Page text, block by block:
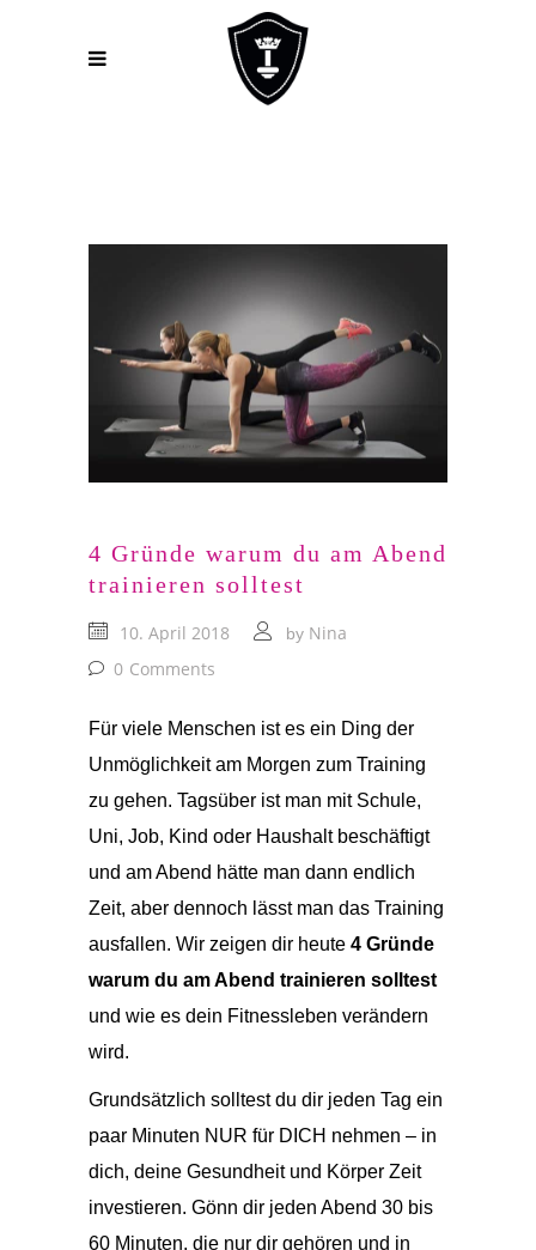
4 Gründe warum du am Abend
trainieren solltest
10. April 2018 by Nina
0 Comments
Für viele Menschen ist es ein Ding der
Unmöglichkeit am Morgen zum Training
zu gehen. Tagsüber ist man mit Schule,
Uni, Job, Kind oder Haushalt beschäftigt
und am Abend hätte man dann endlich
Zeit, aber dennoch lässt man das Training
ausfallen. Wir zeigen dir heute 4 Gründe
warum du am Abend trainieren solltest
und wie es dein Fitnessleben verändern
wird.
Grundsätzlich solltest du dir jeden Tag ein
paar Minuten NUR für DICH nehmen – in
dich, deine Gesundheit und Körper Zeit
investieren. Gönn dir jeden Abend 30 bis
60 Minuten, die nur dir gehören und in